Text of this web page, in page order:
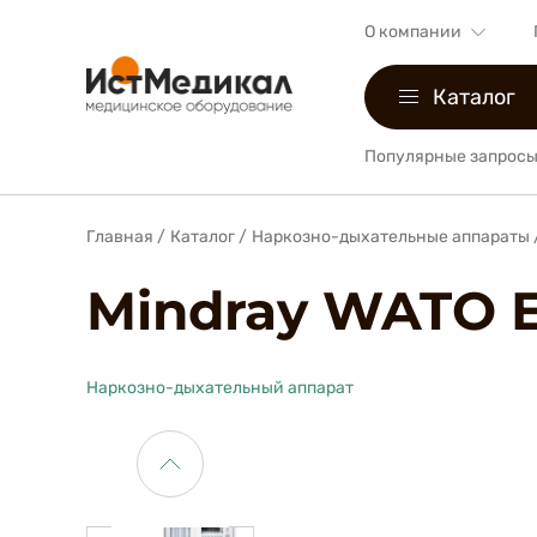
О компании
Каталог
Популярные
Главная / Каталог / Наркозно-дыхательные аппараты
Mindray WATO
Наркозно-дыхательный аппарат
Mindray
WATO
Наркозно-
дыхательный